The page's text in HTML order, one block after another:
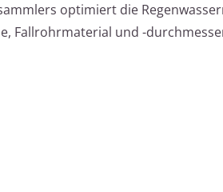
optimiert die
Fallrohrmaterial und -